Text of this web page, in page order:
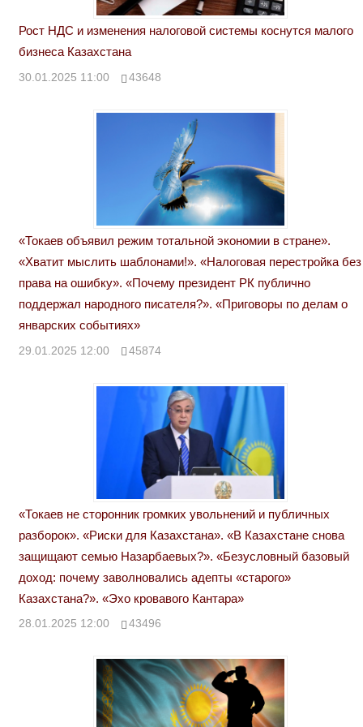
Рост НДС и изменения налоговой системы коснутся малого
бизнеса Казахстана
30.01.2025 11:00 43648
«Токаев объявил режим тотальной экономии в стране».
«Хватит мыслить шаблонами!». «Налоговая перестройка без
права на ошибку». «Почему президент РК публично
поддержал народного писателя?». «Приговоры по делам о
январских событиях»
29.01.2025 12:00 45874
«Токаев не сторонник громких увольнений и публичных
разборок». «Риски для Казахстана». «В Казахстане снова
защищают семью Назарбаевых?». «Безусловный базовый
доход: почему заволновались адепты «старого»
Казахстана?». «Эхо кровавого Кантара»
28.01.2025 12:00 43496